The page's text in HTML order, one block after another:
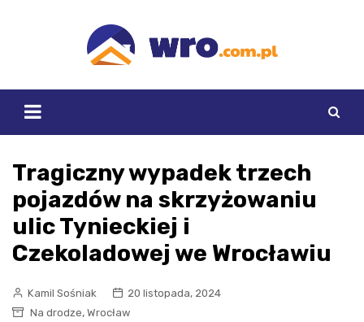
Tragiczny wypadek trzech
pojazdów na skrzyżowaniu
ulic Tynieckiej i
Czekoladowej we Wrocławiu
Kamil Sośniak
20 listopada, 2024
Na drodze, Wrocław